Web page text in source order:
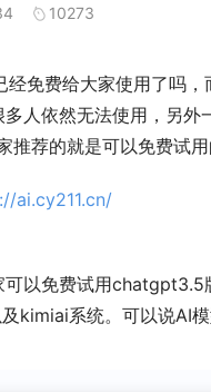
10273
免费给大家使用了吗
人依然无法使用，另
推荐的就是可以免费试
ai.cy211.cn/
可以免费试用
kimiai系统。可以说AI模